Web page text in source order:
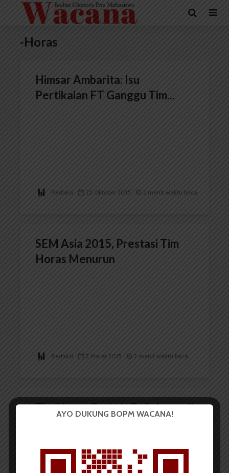
-Horas
Himsar Ambarita: Isu
Pertikaian FT Ganggu Tim...
Redaksi 25 Oktober 2015 2 menit waktu baca
SEM Asia 2015, Prestasi Tim
Horas Menurun
Redaksi 7 Maret 2015 2 menit waktu baca
Tim Horas Optimis Raih Juara di
AYO DUKUNG BOPM WACANA!